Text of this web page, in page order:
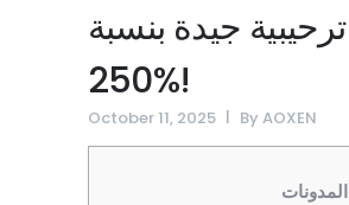
ترحيبية جيدة بنسبة
250%!
October 11, 2025 By AOXEN
المدونات